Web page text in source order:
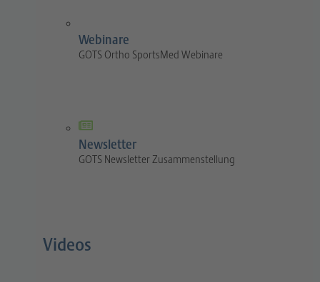
Webinare
GOTS Ortho SportsMed Webinare
Newsletter
GOTS Newsletter Zusammenstellung
Videos